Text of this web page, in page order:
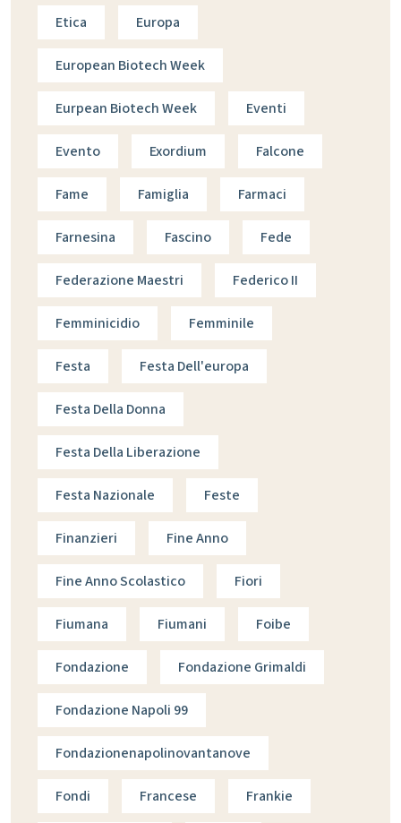
Etica Europa
European Biotech Week
Eurpean Biotech Week Eventi
Evento Exordium Falcone
Fame Famiglia Farmaci
Farnesina Fascino Fede
Federazione Maestri Federico II
Femminicidio Femminile
Festa Festa Dell'europa
Festa Della Donna
Festa Della Liberazione
Festa Nazionale Feste
Finanzieri Fine Anno
Fine Anno Scolastico Fiori
Fiumana Fiumani Foibe
Fondazione Fondazione Grimaldi
Fondazione Napoli 99
Fondazionenapolinovantanove
Fondi Francese Frankie